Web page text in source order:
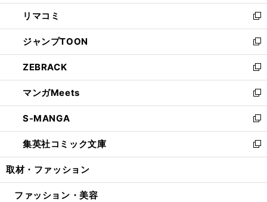
ウ
で
開
く
ン
ド
ウ
で
開
く
ウ
ィ
ン
ド
ウ
で
開
く
し
い
ウ
ィ
ン
ド
ウ
で
開
く
リマコミ
新
し
い
ウ
ィ
ン
ド
ウ
で
開
く
ジャンプTOON
新
し
い
ウ
ィ
ン
ド
ウ
で
開
ZEBRACK
新
し
い
ウ
ィ
ン
ド
ウ
開
マンガMeets
新
し
い
ウ
ィ
ン
ウ
S-MANGA
新
し
い
ウ
ン
集英社コミック文庫
新
し
ウ
取材・ファッション
ファッション・美容